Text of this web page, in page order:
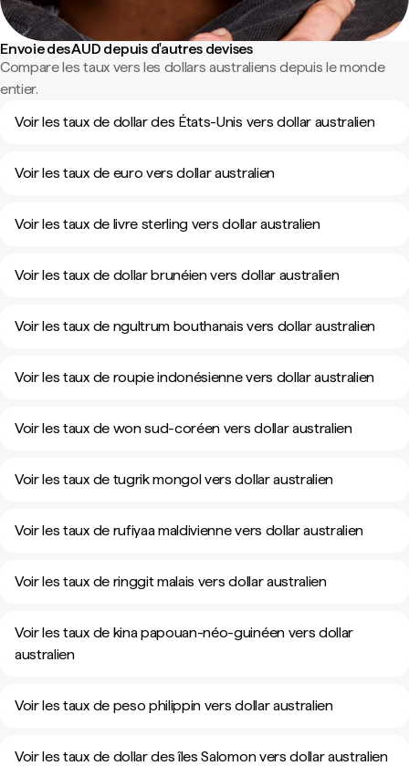
Envoie des AUD depuis d'autres devises
Compare les taux vers les dollars australiens depuis le monde
entier.
Voir les taux de dollar des États-Unis vers dollar australien
Voir les taux de euro vers dollar australien
Voir les taux de livre sterling vers dollar australien
Voir les taux de dollar brunéien vers dollar australien
Voir les taux de ngultrum bouthanais vers dollar australien
Voir les taux de roupie indonésienne vers dollar australien
Voir les taux de won sud-coréen vers dollar australien
Voir les taux de tugrik mongol vers dollar australien
Voir les taux de rufiyaa maldivienne vers dollar australien
Voir les taux de ringgit malais vers dollar australien
Voir les taux de kina papouan-néo-guinéen vers dollar
australien
Voir les taux de peso philippin vers dollar australien
Voir les taux de dollar des îles Salomon vers dollar australien